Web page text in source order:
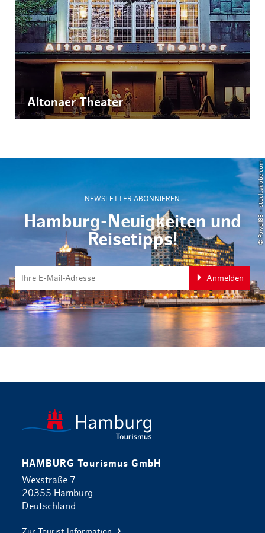
Altonaer Theater
NEWSLETTER ABONNIEREN
Hamburg-Neuigkeiten und
Reisetipps!
Anmelden
© Powell83 – stock.adobe.com
HAMBURG Tourismus GmbH
Wexstraße 7
20355 Hamburg
Deutschland